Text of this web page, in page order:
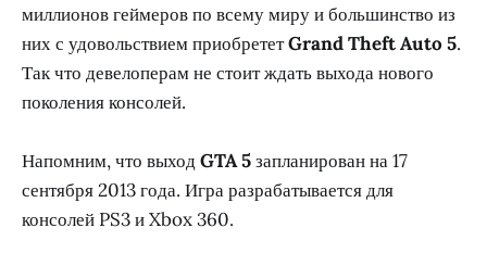
миллионов геймеров по всему миру и большинство из
них с удовольствием приобрететGrand Theft Auto 5.
Так что девелоперам не стоит ждать выхода нового
поколения консолей.
Напомним, что выходGTA 5запланирован на 17
сентября 2013 года. Игра разрабатывается для
консолей PS3 и Xbox 360.